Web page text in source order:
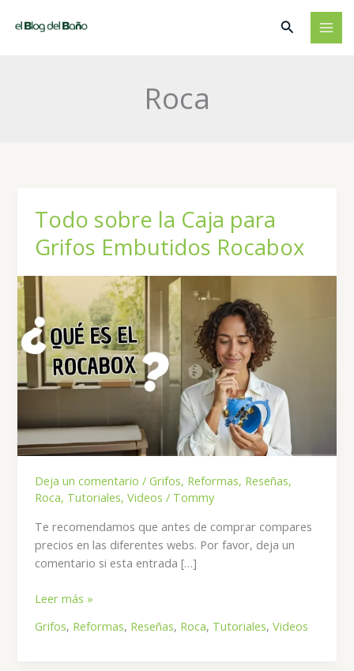
Buscar
Roca
Todo sobre la Caja para
Grifos Embutidos Rocabox
Deja un comentario /Grifos, Reformas, Reseñas,
Roca, Tutoriales,Videos / Tommy
Te recomendamos que antes de comprar compares
precios en las diferentes webs. Por favor, deja un
comentario si esta entrada […]
Todo
la
Leer más »
Grifos, Reformas, Reseñas, Roca, Tutoriales,Videos